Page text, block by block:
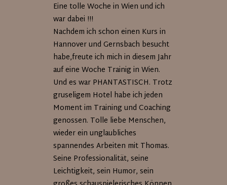
Eine tolle Woche in Wien und ich
war dabei !!!
Nachdem ich schon einen Kurs in
Hannover und Gernsbach besucht
habe,freute ich mich in diesem Jahr
auf eine Woche Trainig in Wien.
Und es war PHANTASTISCH. Trotz
gruseligem Hotel habe ich jeden
Moment im Training und Coaching
genossen. Tolle liebe Menschen,
wieder ein unglaubliches
spannendes Arbeiten mit Thomas.
Seine Professionalität, seine
Leichtigkeit, sein Humor, sein